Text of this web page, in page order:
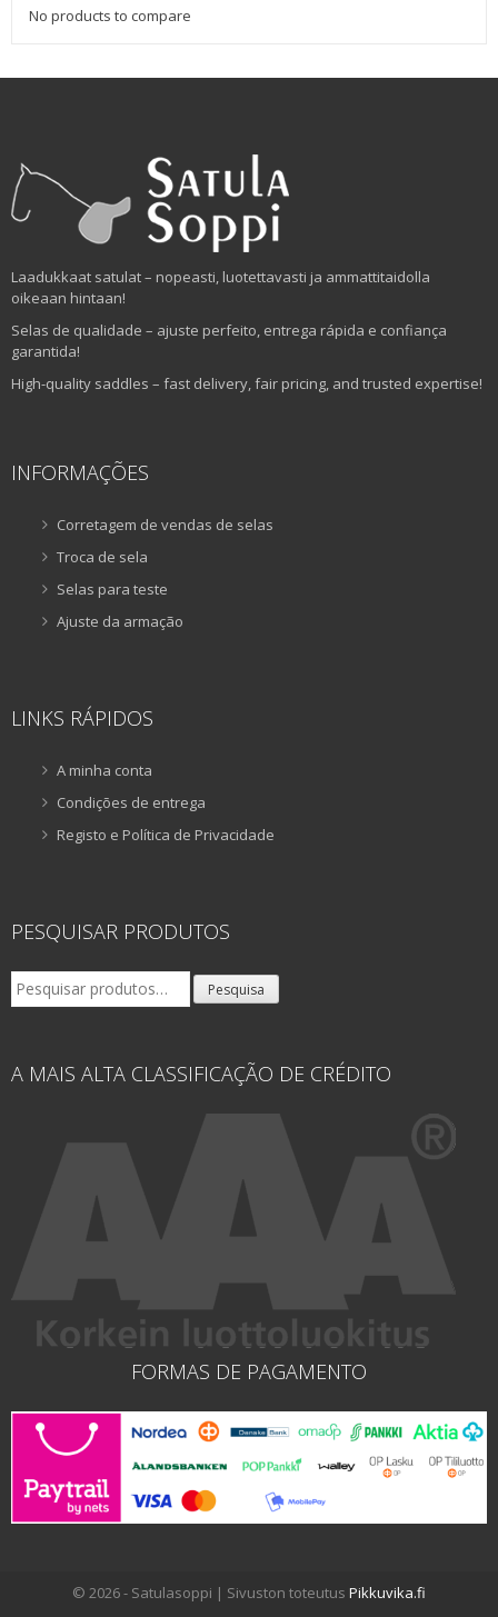
No products to compare
Laadukkaat satulat – nopeasti, luotettavasti ja ammattitaidolla
oikeaan hintaan!
Selas de qualidade – ajuste perfeito, entrega rápida e confiança
garantida!
High-quality saddles – fast delivery, fair pricing, and trusted expertise!
INFORMAÇÕES
Corretagem de vendas de selas
Troca de sela
Selas para teste
Ajuste da armação
LINKS RÁPIDOS
A minha conta
Condições de entrega
Registo e Política de Privacidade
PESQUISAR PRODUTOS
Pesquisar
por:
Pesquisa
A MAIS ALTA CLASSIFICAÇÃO DE CRÉDITO
FORMAS DE PAGAMENTO
© 2026 - Satulasoppi | Sivuston toteutus Pikkuvika.fi